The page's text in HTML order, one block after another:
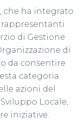
che ha integrato
di Gestione
di
da consentire
categoria
azioni del
Locale,
iniziative.